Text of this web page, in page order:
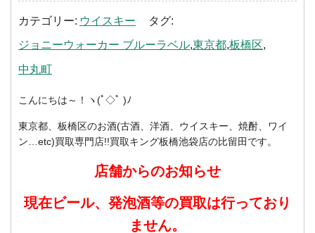
カテゴリー ウイスキー タグ
ジョニーウォーカー ブルーラベル 東京都 板橋区
中丸町
こんにちは～！ヽ(ﾟ◇ﾟ )ﾉ
東京都、板橋区のお酒(古酒、洋酒、ウイスキー、焼酎、ワイ
ン…etc)買取専門店!!買取キング板橋池袋店の比留田です。
店舗からのお知らせ
現在ビール、発泡酒等の買取は行っており
ません。